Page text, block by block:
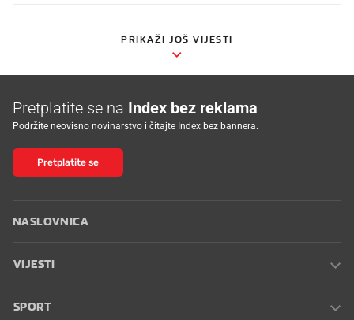
PRIKAŽI JOŠ VIJESTI
Pretplatite se na Index bez reklama
Podržite neovisno novinarstvo i čitajte Index bez bannera.
Pretplatite se
NASLOVNICA
VIJESTI
SPORT